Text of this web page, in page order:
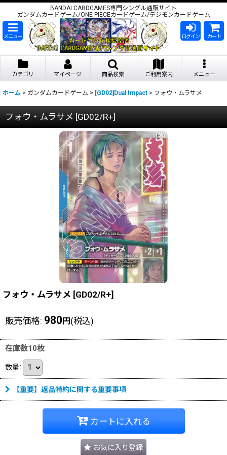
BANDAI CARDGAMES専門シングル通販サイト
ガンダムカードゲーム/ONE PIECEカードゲーム/デジモンカードゲーム
メニュー ログイン カート
カテゴリ マイページ 商品検索 ご利用案内 メニュー
ホーム > ガンダムカードゲーム > [GD02]Dual Impact > フォウ・ムラサメ
フォウ・ムラサメ [GD02/R+]
フォウ・ムラサメ [GD02/R+]
販売価格: 980 円 (税込)
在庫数10枚
数量:
【重要】返品特約に関する重要事項
カートに入れる
お気に入り登録